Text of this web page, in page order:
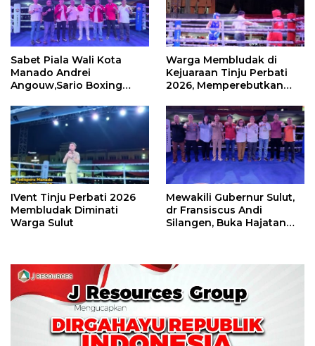
Sabet Piala Wali Kota
Manado Andrei
Angouw,Sario Boxing
Perbati 2026
Warga Membludak di
Kejuaraan Tinju Perbati
2026, Memperebutkan
IVent Tinju Perbati 2026
Membludak Diminati
Warga Sulut
Mewakili Gubernur Sulut,
dr Fransiscus Andi
Silangen, Buka Hajatan